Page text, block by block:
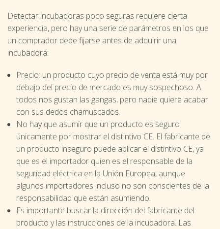
Detectar incubadoras poco seguras requiere cierta
experiencia, pero hay una serie de parámetros en los que
un comprador debe fijarse antes de adquirir una
incubadora:
Precio: un producto cuyo precio de venta está muy por
debajo del precio de mercado es muy sospechoso. A
todos nos gustan las gangas, pero nadie quiere acabar
con sus dedos chamuscados.
No hay que asumir que un producto es seguro
únicamente por mostrar el distintivo CE. El fabricante de
un producto inseguro puede aplicar el distintivo CE, ya
que es el importador quien es el responsable de la
seguridad eléctrica en la Unión Europea, aunque
algunos importadores incluso no son conscientes de la
responsabilidad que están asumiendo.
Es importante buscar la dirección del fabricante del
producto y las instrucciones de la incubadora. Las